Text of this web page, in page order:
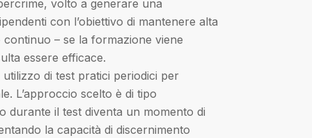
volto a generare una
con l’obiettivo di mantenere alta
– se la formazione viene
essere efficace.
utilizzo di test pratici periodici per
L’approccio scelto è di tipo
durante il test diventa un momento di
la capacità di discernimento